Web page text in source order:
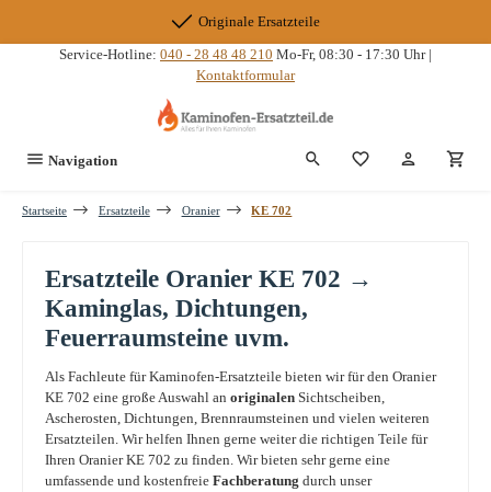
Originale Ersatzteile
Service-Hotline: 040 - 28 48 48 210 Mo-Fr, 08:30 - 17:30 Uhr |
Kontaktformular
Navigation Du hast 0
Startseite Ersatzteile Oranier KE 702
Ersatzteile Oranier KE 702 →
Kaminglas, Dichtungen,
Feuerraumsteine uvm.
Als Fachleute für Kaminofen-Ersatzteile bieten wir für den Oranier
KE 702 eine große Auswahl an originalen Sichtscheiben,
Ascherosten, Dichtungen, Brennraumsteinen und vielen weiteren
Ersatzteilen. Wir helfen Ihnen gerne weiter die richtigen Teile für
Ihren Oranier KE 702 zu finden. Wir bieten sehr gerne eine
umfassende und kostenfreie Fachberatung durch unser